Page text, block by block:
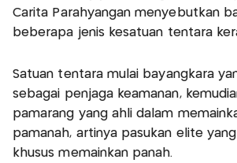
Carita Parahyangan menyebutkan
beberapa jenis kesatuan tentara
Satuan tentara mulai bayangkara
sebagai penjaga keamanan,
pamarang yang ahli dalam
pamanah, artinya pasukan elite
khusus memainkan panah.